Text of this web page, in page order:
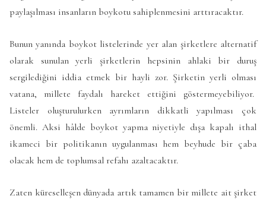
paylaşılması insanların boykotu sahiplenmesini arttıracaktır.
Bunun yanında boykot listelerinde yer alan şirketlere alternatif
olarak sunulan yerli şirketlerin hepsinin ahlaki bir duruş
sergilediğini iddia etmek bir hayli zor. Şirketin yerli olması
vatana, millete faydalı hareket ettiğini göstermeyebiliyor.
Listeler oluşturulurken ayrımların dikkatli yapılması çok
önemli. Aksi hâlde boykot yapma niyetiyle dışa kapalı ithal
ikameci bir politikanın uygulanması hem beyhude bir çaba
olacak hem de toplumsal refahı azaltacaktır.
Zaten küreselleşen dünyada artık tamamen bir millete ait şirket